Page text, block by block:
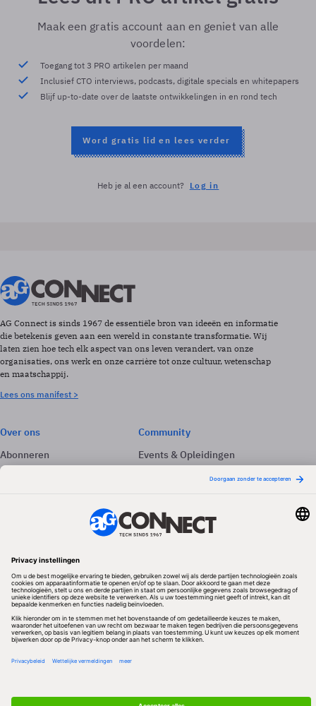
Maak een gratis account aan en geniet van alle
voordelen:
Toegang tot 3 PRO artikelen per maand
Inclusief CTO interviews, podcasts, digitale specials en whitepapers
Blijf up-to-date over de laatste ontwikkelingen in en rond tech
Word gratis lid en lees verder
Heb je al een account? Log in
AG Connect is sinds 1967 de essentiële bron van ideeën en informatie
die betekenis geven aan een wereld in constante transformatie. Wij
laten zien hoe tech elk aspect van ons leven verandert, van onze
organisaties, ons werk en onze carrière tot onze cultuur, wetenschap
en maatschappij.
Lees ons manifest >
Over ons
Abonneren
Adverteren
Community
Events & Opleidingen
Volg ons
Redactionele partner
Algemene Voorwaarden & Copyrights